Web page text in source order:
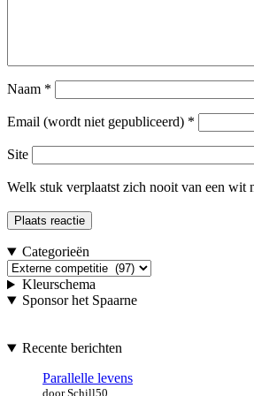
Naam *
Email (wordt niet gepubliceerd) *
Site
Welk stuk verplaatst zich nooit van een wit
Categorieën
Categorieën
Kleurschema
Sponsor het Spaarne
Recente berichten
Parallelle levens
door Schill50